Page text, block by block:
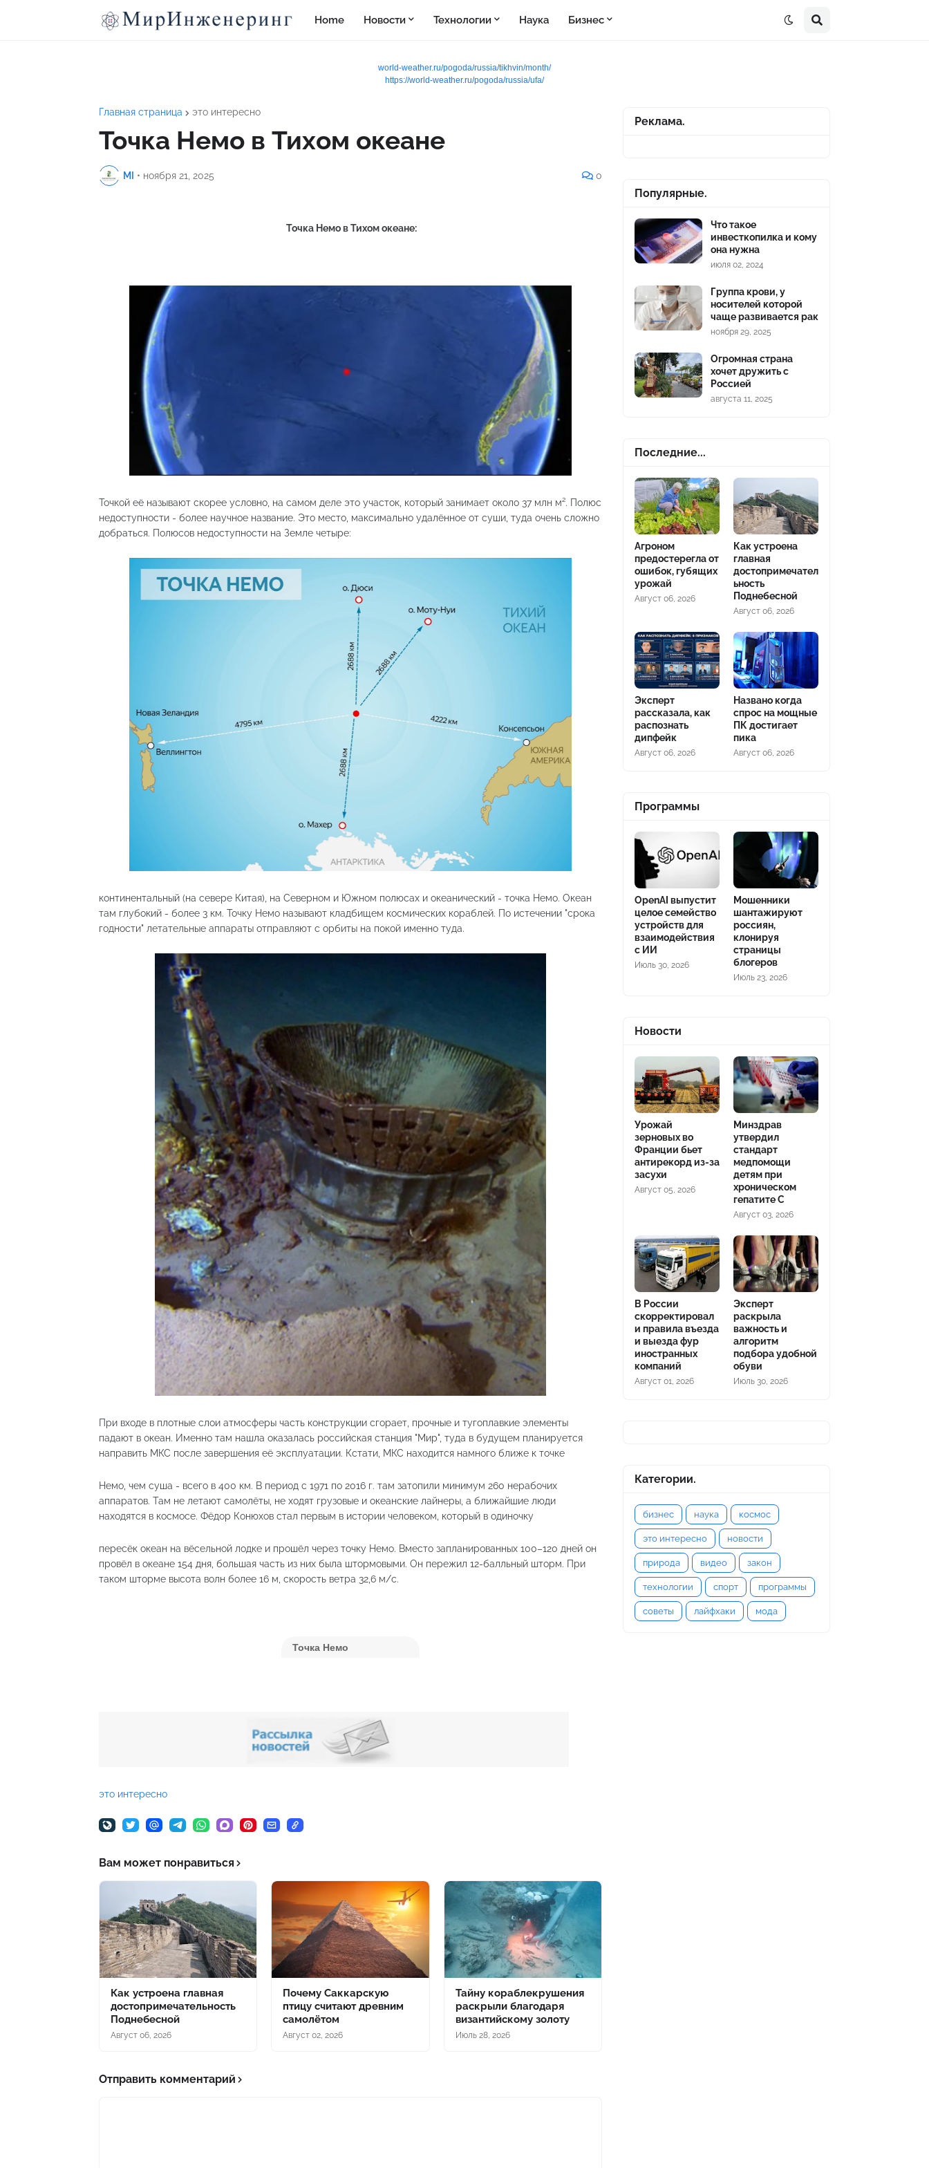
Home Новости Технологии Наука Бизнес
world-weather.ru/pogoda/russia/tikhvin/month/
https://world-weather.ru/pogoda/russia/ufa/
Главная страница это интересно
Точка Немо в Тихом океане
MI • ноября 21, 2025 0
Точка Немо в Тихом океане:
Точкой её называют скорее условно, на самом деле это участок, который занимает около 37 млн м². Полюс
недоступности - более научное название. Это место, максимально удалённое от суши, туда очень сложно
добраться. Полюсов недоступности на Земле четыре:
континентальный (на севере Китая), на Северном и Южном полюсах и океанический - точка Немо. Океан
там глубокий - более 3 км. Точку Немо называют кладбищем космических кораблей. По истечении "срока
годности" летательные аппараты отправляют с орбиты на покой именно туда.
При входе в плотные слои атмосферы часть конструкции сгорает, прочные и тугоплавкие элементы
падают в океан. Именно там нашла оказалась российская станция "Мир", туда в будущем планируется
направить МКС после завершения её эксплуатации. Кстати, МКС находится намного ближе к точке
Немо, чем суша - всего в 400 км. В период с 1971 по 2016 г. там затопили минимум 260 нерабочих
аппаратов. Там не летают самолёты, не ходят грузовые и океанские лайнеры, а ближайшие люди
находятся в космосе. Фёдор Конюхов стал первым в истории человеком, который в одиночку
пересёк океан на вёсельной лодке и прошёл через точку Немо. Вместо запланированных 100–120 дней он
провёл в океане 154 дня, большая часть из них была штормовыми. Он пережил 12-балльный шторм. При
таком шторме высота волн более 16 м, скорость ветра 32,6 м/с.
это интересно
Вам может понравиться
Как устроена главная
достопримечательность
Поднебесной
Август 06, 2026
Почему Саккарскую
птицу считают древним
самолётом
Август 02, 2026
Тайну кораблекрушения
раскрыли благодаря
византийскому золоту
Июль 28, 2026
Отправить комментарий
Реклама.
Популярные.
Что такое
инвесткопилка и кому
она нужна
июля 02, 2024
Группа крови, у
носителей которой
чаще развивается рак
ноября 29, 2025
Огромная страна
хочет дружить с
Россией
августа 11, 2025
Последние...
Агроном
предостерегла от
ошибок, губящих
урожай
Август 06, 2026
Как устроена
главная
достопримечател
ьность
Поднебесной
Август 06, 2026
Эксперт
рассказала, как
распознать
дипфейк
Август 06, 2026
Названо когда
спрос на мощные
ПК достигает
пика
Август 06, 2026
Программы
OpenAI выпустит
целое семейство
устройств для
взаимодействия
с ИИ
Июль 30, 2026
Мошенники
шантажируют
россиян,
клонируя
страницы
блогеров
Июль 23, 2026
Новости
Урожай
зерновых во
Франции бьет
антирекорд из-за
засухи
Август 05, 2026
Минздрав
утвердил
стандарт
медпомощи
детям при
хроническом
гепатите С
Август 03, 2026
В России
скорректировал
и правила въезда
и выезда фур
иностранных
компаний
Август 01, 2026
Эксперт
раскрыла
важность и
алгоритм
подбора удобной
обуви
Июль 30, 2026
Категории.
бизнес наука космос
это интересно новости
природа видео закон
технологии спорт программы
советы лайфхаки мода